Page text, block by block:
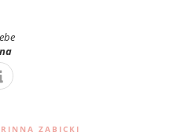
ZABICKI